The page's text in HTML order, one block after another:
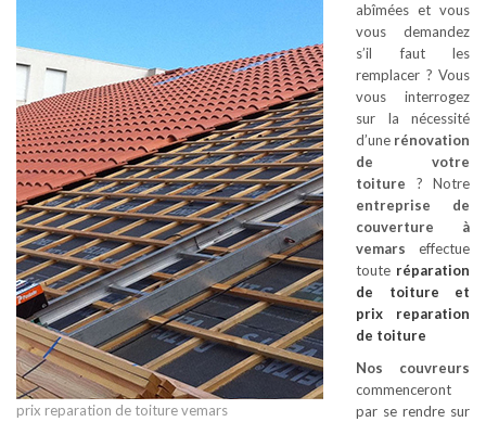
prix reparation de toiture vemars
abîmées et vous
vous demandez
s’il faut les
remplacer ? Vous
vous interrogez
sur la nécessité
d’une rénovation
de votre
toiture ? Notre
entreprise de
couverture à
vemars effectue
toute réparation
de toiture et
prix reparation
de toiture
Nos couvreurs
commenceront
par se rendre sur